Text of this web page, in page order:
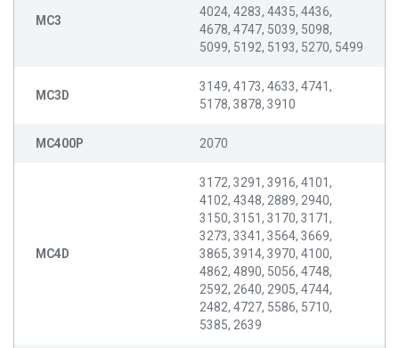
MC3
4024, 4283, 4435, 4436,
4678, 4747, 5039, 5098,
5099, 5192, 5193, 5270, 5499
MC3D
3149, 4173, 4633, 4741,
5178, 3878, 3910
MC400P 2070
MC4D
3172, 3291, 3916, 4101,
4102, 4348, 2889, 2940,
3150, 3151, 3170, 3171,
3273, 3341, 3564, 3669,
3865, 3914, 3970, 4100,
4862, 4890, 5056, 4748,
2592, 2640, 2905, 4744,
2482, 4727, 5586, 5710,
5385, 2639